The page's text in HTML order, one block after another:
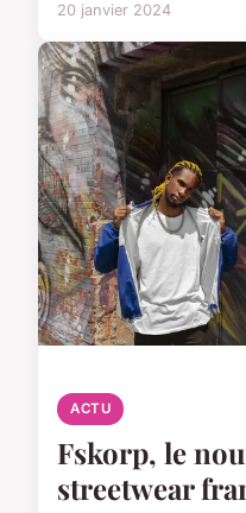
20 janvier 2024
ACTU
Fskorp, le
streetwear